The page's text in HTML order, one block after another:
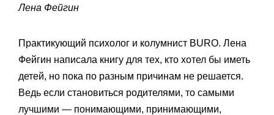
Лена Фейгин
Практикующий психолог и колумнист BURO. Лена
Фейгин написала книгу для тех, кто хотел бы иметь
детей, но пока по разным причинам не решается.
Ведь если становиться родителями, то самыми
лучшими — понимающими, принимающими,